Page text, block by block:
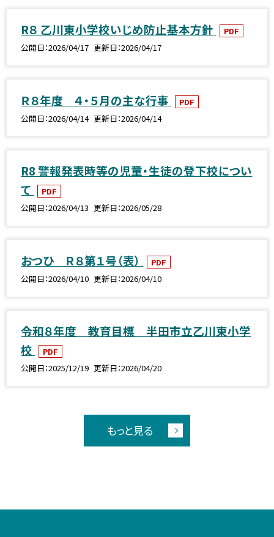
R８ 乙川東小学校いじめ防止基本方針
PDF
公開日 2026/04/17 更新日 2026/04/17
Ｒ８年度 ４・５月の主な行事
PDF
公開日 2026/04/14 更新日 2026/04/14
R8 警報発表時等の児童・生徒の登下校につい
て
PDF
公開日 2026/04/13 更新日 2026/05/28
おつひ Ｒ８第１号（表）
PDF
公開日 2026/04/10 更新日 2026/04/10
令和８年度 教育目標 半田市立乙川東小学
校
PDF
公開日 2025/12/19 更新日 2026/04/20
もっと見る